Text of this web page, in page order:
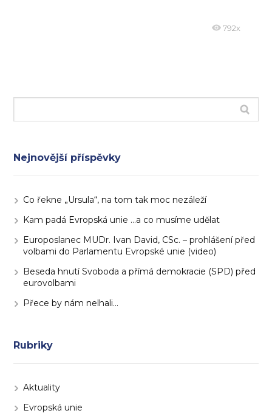
792x
Nejnovější příspěvky
Co řekne „Ursula“, na tom tak moc nezáleží
Kam padá Evropská unie …a co musíme udělat
Europoslanec MUDr. Ivan David, CSc. – prohlášení před
volbami do Parlamentu Evropské unie (video)
Beseda hnutí Svoboda a přímá demokracie (SPD) před
eurovolbami
Přece by nám nelhali…
Rubriky
Aktuality
Evropská unie